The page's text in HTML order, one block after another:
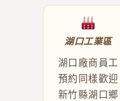
湖口工業區
湖口廠商員工
預約同樣歡迎
新竹縣湖口鄉